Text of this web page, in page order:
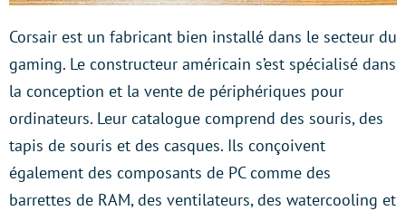
Corsair est un fabricant bien installé dans le secteur du
gaming. Le constructeur américain s’est spécialisé dans
la conception et la vente de périphériques pour
ordinateurs. Leur catalogue comprend des souris, des
tapis de souris et des casques. Ils conçoivent
également des composants de PC comme des
barrettes de RAM, des ventilateurs, des watercooling et